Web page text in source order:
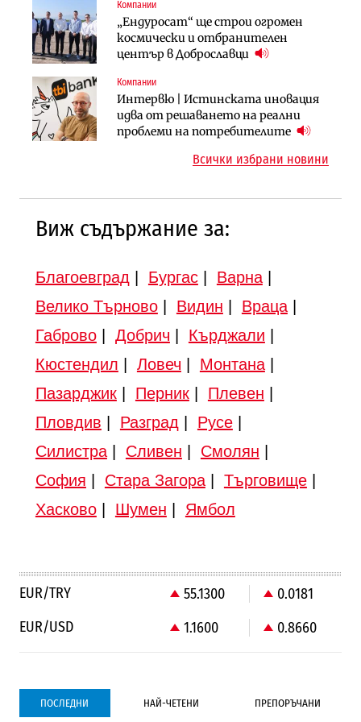
Компании
„Ендуросат“ ще строи огромен
космически и отбранителен
център в Доброславци
Компании
Интервю | Истинската иновация
идва от решаването на реални
проблеми на потребителите
Компании
„Хювефарма“ подписа договор за
придобиване на Euroapi Italy
Инфраструктура
АПИ възложи промяната на
парцеларния план за
Публични финанси
След 20 години застой: Данъчните
оценки на имотите може да бъдат
Инфраструктура
Вторият мост над Варненското
езеро става част от бъдещата
Всички избрани новини
Виж съдържание за:
Благоевград Бургас| Варна|
Велико Търново| Видин Враца|
Габрово| Добрич Кърджали
Кюстендил
Ловеч Монтана|
Пазарджик| Перник| Плевен
Пловдив
Разград Русе|
Силистра| Сливен Смолян
София
Стара Загора| Търговище|
Хасково| Шумен Ямбол
EUR/TRY 55.1300
0.0181
EUR/USD
1.1600 0.8660
ПОСЛЕДНИ НАЙ-ЧЕТЕНИ ПРЕПОРЪЧАНИ